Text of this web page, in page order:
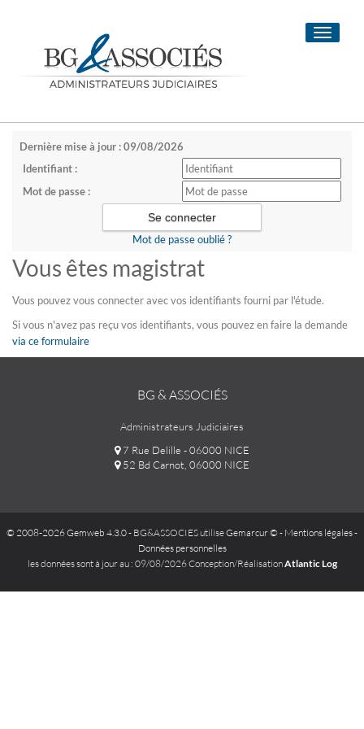
Toggle
Dernière mise à jour : 09/08/2026
Identifiant :
Mot de passe :
Mot de passe oublié ?
Vous êtes magistrat
Vous pouvez vous connecter avec vos identifiants fourni par l'étude.
Si vous n'avez pas reçu vos identifiants, vous pouvez en faire la demande
via ce formulaire
BG & ASSOCIÉS
Administrateurs Judiciaires
7 Rue Delille - 06000 NICE
52 Bd Carnot, 06000 NICE
© 2008-2026 Gemweb 4.3.0- BG&ASSOCIES utiliseGemarcur © - Mentions légales-
Données personnelles
les données sont à jour au : 09/08/2026 Conception/RéalisationAtlantic Log